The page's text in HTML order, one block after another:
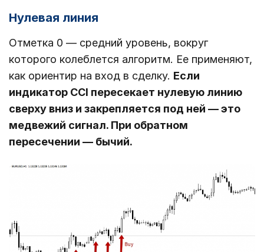
Нулевая линия
Отметка 0 ― средний уровень, вокруг
которого колеблется алгоритм. Ее применяют,
как ориентир на вход в сделку. Если
индикатор CCI пересекает нулевую линию
сверху вниз и закрепляется под ней ― это
медвежий сигнал. При обратном
пересечении ― бычий.